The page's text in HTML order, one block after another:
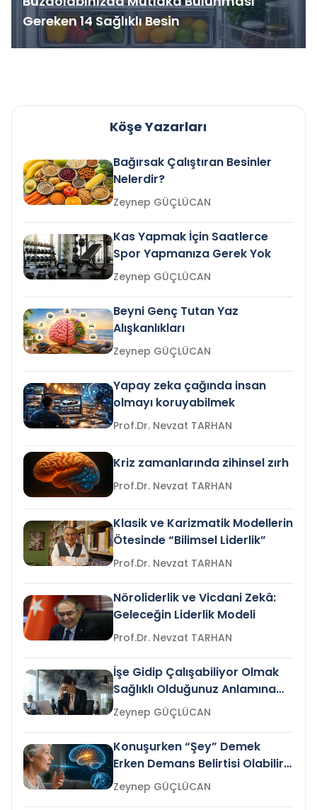
Gereken 14 Sağlıklı Besin
Köşe Yazarları
Bağırsak Çalıştıran Besinler
Nelerdir?
Zeynep GÜÇLÜCAN
Kas Yapmak İçin Saatlerce
Spor Yapmanıza Gerek Yok
Zeynep GÜÇLÜCAN
Beyni Genç Tutan Yaz
Alışkanlıkları
Zeynep GÜÇLÜCAN
Yapay zeka çağında insan
olmayı koruyabilmek
Prof.Dr. Nevzat TARHAN
Kriz zamanlarında zihinsel zırh
Prof.Dr. Nevzat TARHAN
Klasik ve Karizmatik Modellerin
Ötesinde “Bilimsel Liderlik”
Prof.Dr. Nevzat TARHAN
Nöroliderlik ve Vicdani Zekâ:
Geleceğin Liderlik Modeli
Prof.Dr. Nevzat TARHAN
İşe Gidip Çalışabiliyor Olmak
Sağlıklı Olduğunuz Anlamına
Gelir mi?Zeynep GÜÇLÜCAN
Konuşurken “Şey” Demek
Erken Demans Belirtisi Olabilir
mi?
Zeynep GÜÇLÜCAN